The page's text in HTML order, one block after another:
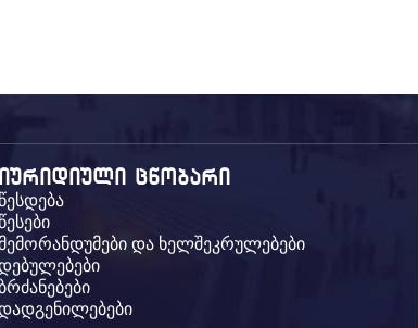
იურიდიული ცნობარი
წესდება
წესები
და ხელშეკრულებები